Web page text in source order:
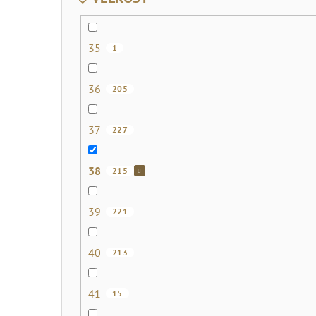
35 1
36 205
37 227
38 215
39 221
40 213
41 15